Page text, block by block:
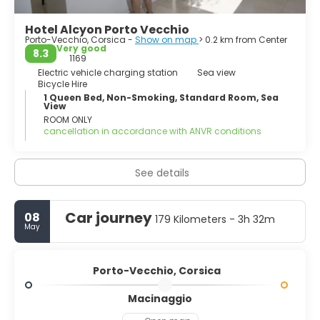
crescent of fine white sand, pink granite rocks, and
turquoise shallows, while Santa Giulia offers a sheltered
lagoon ideal for swimming, paddleboarding, and families.
Slightly wilder bays like Tamaricciu and Cala Rossa reward
those willing to explore a bit further along the coast.
For a change from the sea, the inland countryside offers
pine forests, rivers, and mountains. Day trips to the
Ospedale Forest provide cooler air, panoramic views of
the gulf, and hiking trails ranging from easy walks to more
demanding routes. Whether you’re seeking beach
and nightlife, Porto-Vecchio is a compact base that
showcases the island’s diverse charms.
Hotel Alcyon Porto Vecchio
Porto-Vecchio, Corsica - Show on map > 0.2 km from Center
8.3
Very good
1169
Electric vehicle charging station
Sea view
Bicycle Hire
1 Queen Bed, Non-Smoking, Standard Room, Sea
View
ROOM ONLY
cancellation in accordance with ANVR conditions
See details
08
May Car journey 179 Kilometers - 3h 32m
Porto-Vecchio, Corsica
Macinaggio